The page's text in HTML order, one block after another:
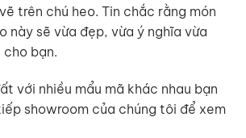
trên chú heo. Tin chắc rằng món
này sẽ vừa đẹp, vừa ý nghĩa vừa
bạn.
với nhiều mẩu mã khác nhau bạn
showroom của chúng tôi để xem